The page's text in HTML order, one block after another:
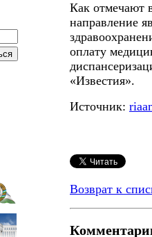
Как отмечают
направление
оплату
«Известия».
Источник:
Возврат к